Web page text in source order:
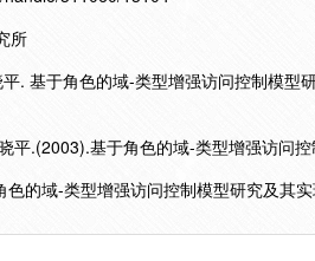
所
. 基于角色的域-类型增强访问控制模
平.(2003).基于角色的域-类型增强访问
色的域-类型增强访问控制模型研究及其